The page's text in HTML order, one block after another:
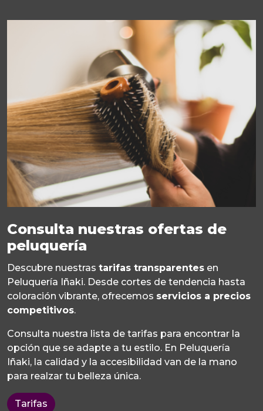
Consulta nuestras ofertas de
peluquería
Descubre nuestras tarifas transparentes en
Peluquería Iñaki. Desde cortes de tendencia hasta
coloración vibrante, ofrecemos servicios a precios
competitivos.
Consulta nuestra lista de tarifas para encontrar la
opción que se adapte a tu estilo. En Peluquería
Iñaki, la calidad y la accesibilidad van de la mano
para realzar tu belleza única.
Tarifas